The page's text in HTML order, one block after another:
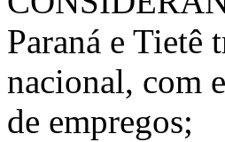
Paraná e Tietê
nacional, com
de empregos;